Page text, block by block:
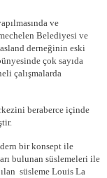
ve
Belediyesi ve
derneğinin eski
çok sayıda
çalışmalarda
beraberce içinde
bir konsept ile
bulunan süslemeleri ile
süsleme Louis La